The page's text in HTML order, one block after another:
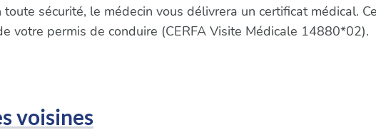
sécurité, le médecin vous délivrera un certificat médical.
votre permis de conduire (CERFA Visite Médicale 14880*02).
voisines